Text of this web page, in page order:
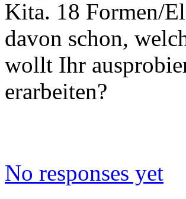
Kita. 18 Formen/
davon schon,
wollt Ihr
erarbeiten?
No responses yet